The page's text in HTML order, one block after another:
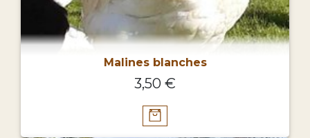
Malines blanches
3,50 €